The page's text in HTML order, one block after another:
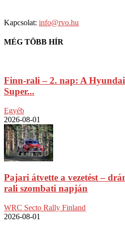
Kapcsolat: info@rvo.hu
MÉG TÖBB HÍR
Finn-rali – 2. nap: A Hyundai
Super...
Egyéb
2026-08-01
Pajari átvette a vezetést –
rali szombati napján
WRC Secto Rally Finland
2026-08-01